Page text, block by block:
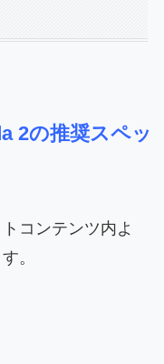
2の推奨スペッ
コンテンツ内よ
。